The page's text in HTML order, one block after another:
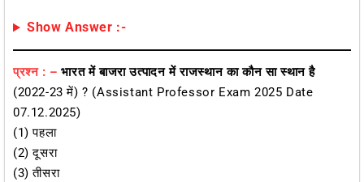
Show Answer :-
प्रश्न : – भारत में बाजरा उत्पादन में राजस्थान का कौन सा स्थान है
(2022-23 में) ? (Assistant Professor Exam 2025 Date
07.12.2025)
(1) पहला
(2) दूसरा
(3) तीसरा